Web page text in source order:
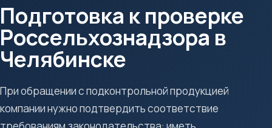
Подготовка к проверке
Россельхознадзора в
Челябинске
При обращении с подконтрольной продукцией
компании нужно подтвердить соответствие